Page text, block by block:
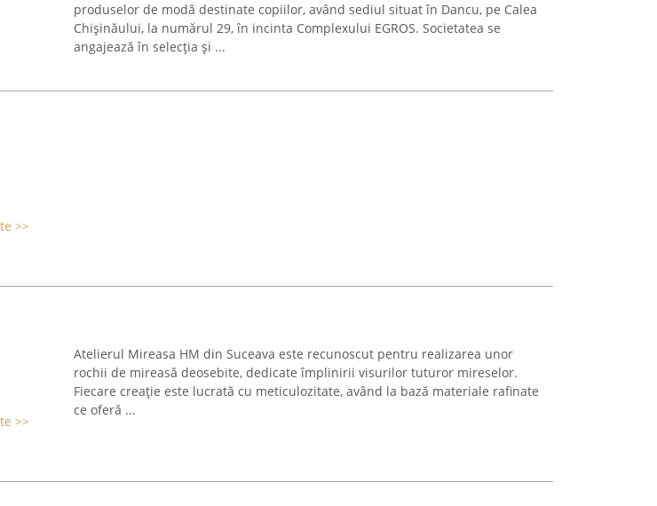
produselor de modă destinate copiilor, având sediul situat în Dancu, pe Calea
Chișinăului, la numărul 29, în incinta Complexului EGROS. Societatea se
angajează în selecția și ...
>>
>>
Atelierul Mireasa HM din Suceava este recunoscut pentru realizarea unor
rochii de mireasă deosebite, dedicate împlinirii visurilor tuturor mireselor.
Fiecare creație este lucrată cu meticulozitate, având la bază materiale rafinate
ce oferă ...